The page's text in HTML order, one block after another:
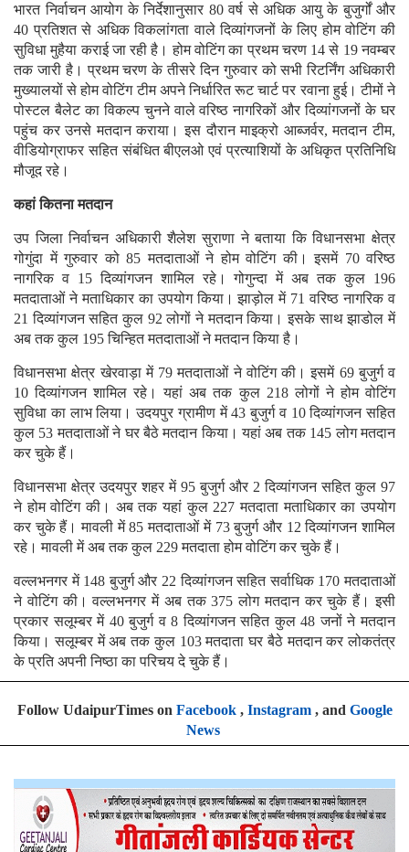
भारत निर्वाचन आयोग के निर्देशानुसार 80 वर्ष से अधिक आयु के बुजुर्गों और
40 प्रतिशत से अधिक विकलांगता वाले दिव्यांगजनों के लिए होम वोटिंग की
सुविधा मुहैया कराई जा रही है। होम वोटिंग का प्रथम चरण 14 से 19 नवम्बर
तक जारी है। प्रथम चरण के तीसरे दिन गुरुवार को सभी रिटर्निंग अधिकारी
मुख्यालयों से होम वोटिंग टीम अपने निर्धारित रूट चार्ट पर रवाना हुई। टीमों ने
पोस्टल बैलेट का विकल्प चुनने वाले वरिष्ठ नागरिकों और दिव्यांगजनों के घर
पहुंच कर उनसे मतदान कराया। इस दौरान माइक्रो आब्जर्वर, मतदान टीम,
वीडियोग्राफर सहित संबंधित बीएलओ एवं प्रत्याशियों के अधिकृत प्रतिनिधि
मौजूद रहे।
कहां कितना मतदान
उप जिला निर्वाचन अधिकारी शैलेश सुराणा ने बताया कि विधानसभा क्षेत्र
गोगुंदा में गुरुवार को 85 मतदाताओं ने होम वोटिंग की। इसमें 70 वरिष्ठ
नागरिक व 15 दिव्यांगजन शामिल रहे। गोगुन्दा में अब तक कुल 196
मतदाताओं ने मताधिकार का उपयोग किया। झाड़ोल में 71 वरिष्ठ नागरिक व
21 दिव्यांगजन सहित कुल 92 लोगों ने मतदान किया। इसके साथ झाडोल में
अब तक कुल 195 चिन्हित मतदाताओं ने मतदान किया है।
विधानसभा क्षेत्र खेरवाड़ा में 79 मतदाताओं ने वोटिंग की। इसमें 69 बुजुर्ग व
10 दिव्यांगजन शामिल रहे। यहां अब तक कुल 218 लोगों ने होम वोटिंग
सुविधा का लाभ लिया। उदयपुर ग्रामीण में 43 बुजुर्ग व 10 दिव्यांगजन सहित
कुल 53 मतदाताओं ने घर बैठे मतदान किया। यहां अब तक 145 लोग मतदान
कर चुके हैं।
विधानसभा क्षेत्र उदयपुर शहर में 95 बुजुर्ग और 2 दिव्यांगजन सहित कुल 97
ने होम वोटिंग की। अब तक यहां कुल 227 मतदाता मताधिकार का उपयोग
कर चुके हैं। मावली में 85 मतदाताओं में 73 बुजुर्ग और 12 दिव्यांगजन शामिल
रहे। मावली में अब तक कुल 229 मतदाता होम वोटिंग कर चुके हैं।
वल्लभनगर में 148 बुजुर्ग और 22 दिव्यांगजन सहित सर्वाधिक 170 मतदाताओं
ने वोटिंग की। वल्लभनगर में अब तक 375 लोग मतदान कर चुके हैं। इसी
प्रकार सलूम्बर में 40 बुजुर्ग व 8 दिव्यांगजन सहित कुल 48 जनों ने मतदान
किया। सलूम्बर में अब तक कुल 103 मतदाता घर बैठे मतदान कर लोकतंत्र
के प्रति अपनी निष्ठा का परिचय दे चुके हैं।
Follow UdaipurTimes on Facebook, Instagram, and Google
News